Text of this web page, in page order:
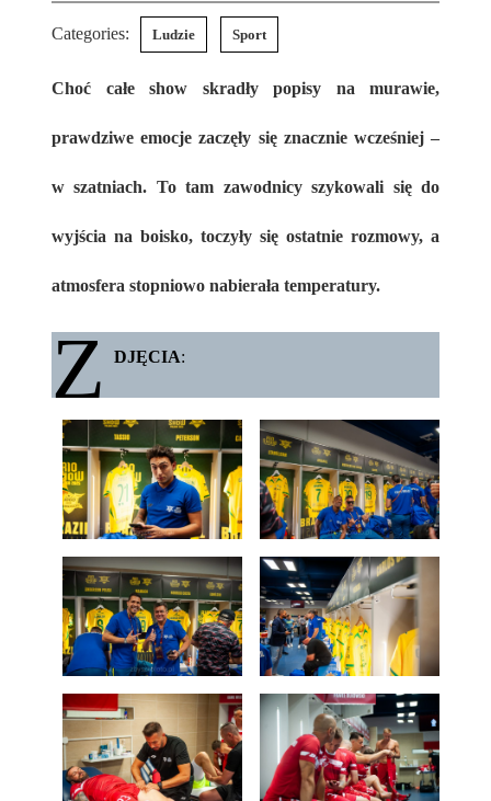
Categories: Ludzie Sport
Choć całe show skradły popisy na murawie,
prawdziwe emocje zaczęły się znacznie wcześniej –
w szatniach. To tam zawodnicy szykowali się do
wyjścia na boisko, toczyły się ostatnie rozmowy, a
atmosfera stopniowo nabierała temperatury.
Z DJĘCIA: